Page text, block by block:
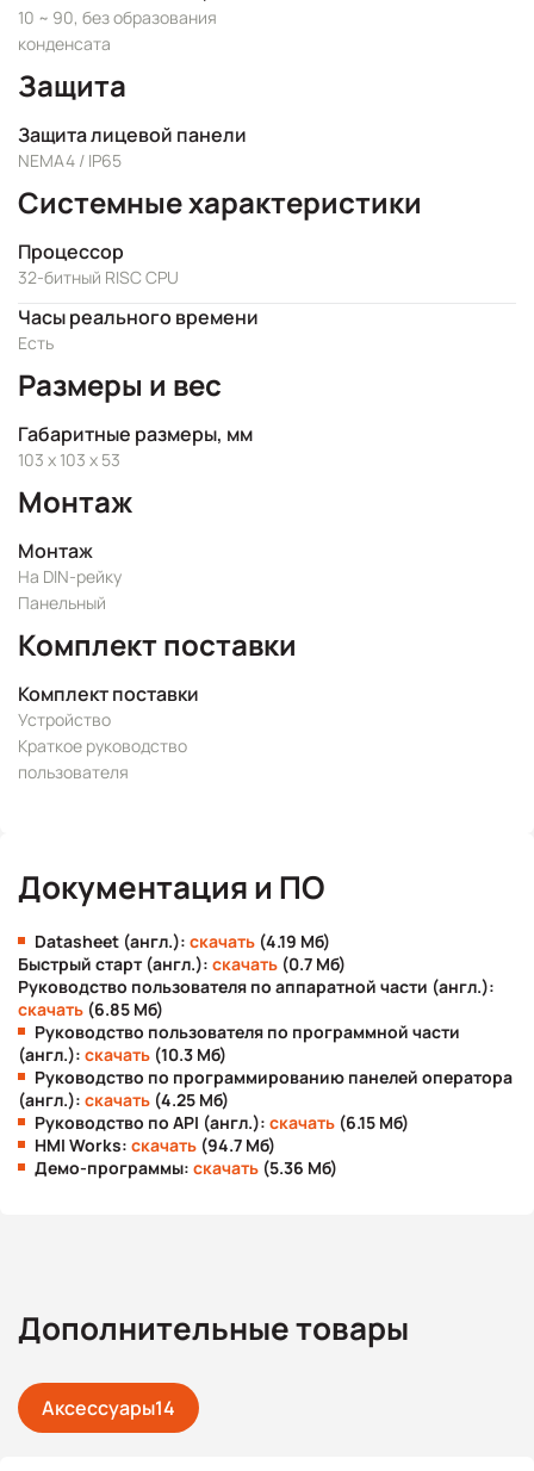
10 ~ 90, без образования
конденсата
Защита
Защита лицевой панели
NEMA4 / IP65
Системные характеристики
Процессор
32-битный RISC CPU
Часы реального времени
Есть
Размеры и вес
Габаритные размеры, мм
103 x 103 x 53
Монтаж
Монтаж
На DIN-рейку
Панельный
Комплект поставки
Комплект поставки
Устройство
Краткое руководство
пользователя
Документация и ПО
Datasheet (англ.): скачать (4.19 Мб)
Быстрый старт (англ.): скачать (0.7 Мб)
Руководство пользователя по аппаратной части (англ.):
скачать (6.85 Мб)
Руководство пользователя по программной части
(англ.): скачать (10.3 Мб)
Руководство по программированию панелей оператора
(англ.): скачать (4.25 Мб)
Руководство по API (англ.): скачать (6.15 Мб)
HMI Works: скачать (94.7 Мб)
Демо-программы: скачать (5.36 Мб)
Дополнительные товары
Аксессуары14